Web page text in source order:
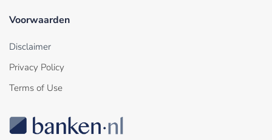
Voorwaarden
Disclaimer
Privacy Policy
Terms of Use